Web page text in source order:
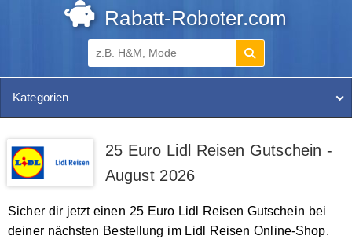
Rabatt-Roboter.com
Kategorien
25 Euro Lidl Reisen Gutschein -
August 2026
Sicher dir jetzt einen 25 Euro Lidl Reisen Gutschein bei
deiner nächsten Bestellung im Lidl Reisen Online-Shop.